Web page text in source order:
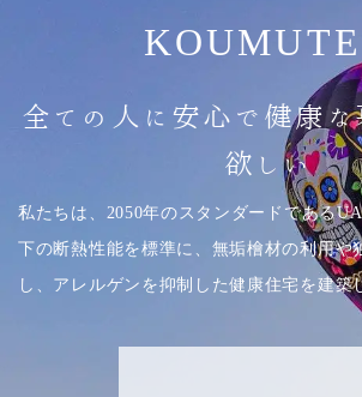
全ての人に安心で健康な
欲しい
私たちは、2050年のスタンダードである
下の断熱性能を標準に、無垢檜材の利用や
し、アレルゲンを抑制した健康住宅を建築